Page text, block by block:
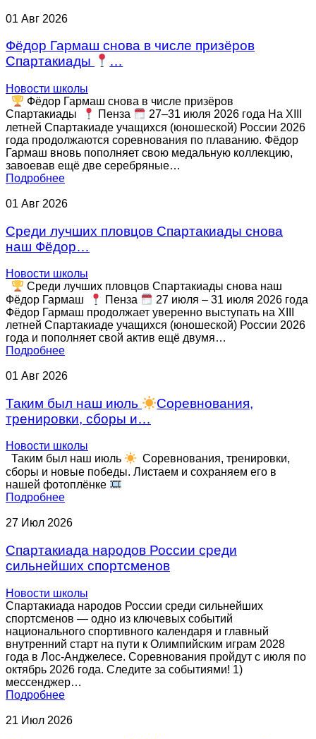
EMS-фитнес
Тренажерный зал
детей
Стрелковый комплекс СШОР №3
Группа «Юный Снайпер»
Стрельба из пневматического оружия
01 Авг 2026
Фёдор Гармаш снова в числе призёров
Спартакиады
…
Новости школы
Фёдор Гармаш снова в числе призёров
Спартакиады
Пенза
27–31 июля 2026 года На XIII
летней Спартакиаде учащихся (юношеской) России 2026
года продолжаются соревнования по плаванию. Фёдор
Гармаш вновь пополняет свою медальную коллекцию,
завоевав ещё две серебряные…
Подробнее
01 Авг 2026
Среди лучших пловцов Спартакиады снова
наш Фёдор…
Новости школы
Среди лучших пловцов Спартакиады снова наш
Фёдор Гармаш
Пенза
27 июля – 31 июля 2026 года
Фёдор Гармаш продолжает уверенно выступать на XIII
летней Спартакиаде учащихся (юношеской) России 2026
года и пополняет свой актив ещё двумя…
Подробнее
01 Авг 2026
Таким был наш июль
Соревнования,
тренировки, сборы и…
Новости школы
Таким был наш июль
Соревнования, тренировки,
сборы и новые победы. Листаем и сохраняем его в
нашей фотоплёнке
Подробнее
27 Июл 2026
Спартакиада народов России среди
сильнейших спортсменов
Новости школы
Спартакиада народов России среди сильнейших
спортсменов — одно из ключевых событий
национального спортивного календаря и главный
внутренний старт на пути к Олимпийским играм 2028
года в Лос-Анджелесе. Соревнования пройдут с июля по
октябрь 2026 года. Следите за событиями! 1)
мессенджер…
Подробнее
21 Июл 2026